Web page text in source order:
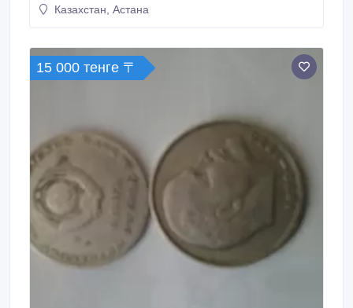
Казахстан, Астана
15 000 тенге 〒